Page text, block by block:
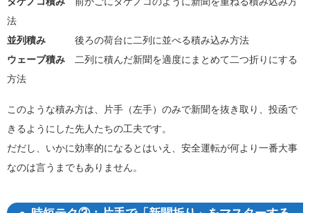
法
並列積み 後ろの荷台に二列に並べる積み込み方法
ウェーブ積み 二列に積んだ新聞を適度にまとめて二つ折りにする
方法
このような積み方は、片手（左手）のみで新聞を抜き取り、投函で
きるようにした先人たちの工夫です。
だだし、いかに効率的になるとはいえ、安全運転が何より一番大事
なのは言うまでもありません。